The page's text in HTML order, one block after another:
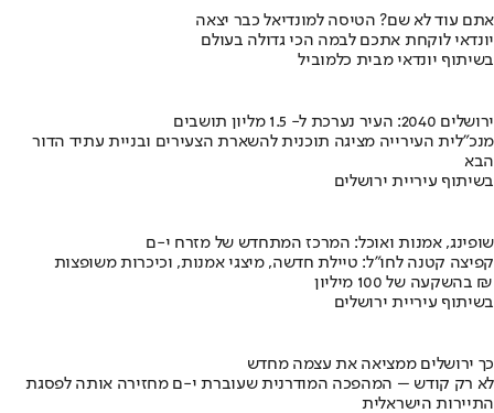
אתם עוד לא שם? הטיסה למונדיאל כבר יצאה
יונדאי לוקחת אתכם לבמה הכי גדולה בעולם
בשיתוף יונדאי מבית כלמוביל
ירושלים 2040: העיר נערכת ל- 1.5 מליון תושבים
מנכ"לית העירייה מציגה תוכנית להשארת הצעירים ובניית עתיד הדור
הבא
בשיתוף עיריית ירושלים
שופינג, אמנות ואוכל: המרכז המתחדש של מזרח י-ם
קפיצה קטנה לחו"ל: טיילת חדשה, מיצגי אמנות, וכיכרות משופצות
בהשקעה של 100 מיליון ₪
בשיתוף עיריית ירושלים
כך ירושלים ממציאה את עצמה מחדש
לא רק קודש – המהפכה המודרנית שעוברת י-ם מחזירה אותה לפסגת
התיירות הישראלית